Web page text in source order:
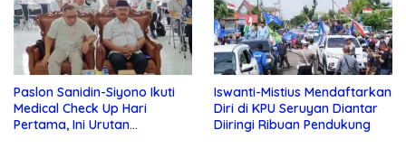
Paslon Sanidin-Siyono Ikuti
Medical Check Up Hari
Pertama, Ini Urutan
Iswanti-Mistius Mendaftarkan
Diri di KPU Seruyan Diantar
Diiringi Ribuan Pendukung